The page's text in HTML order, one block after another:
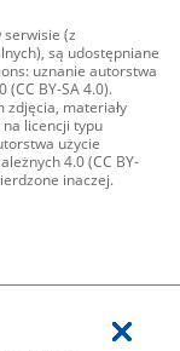
(z
są udostępniane
uznanie autorstwa
(CC BY-SA 4.0).
zdjęcia, materiały
licencji typu
użycie
4.0 (CC BY-
inaczej.